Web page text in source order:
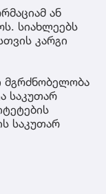
ან
სიახლეებს
კარგი
მგრძნობელობა
საკუთარ
საკუთარ